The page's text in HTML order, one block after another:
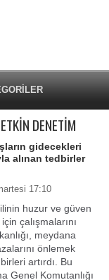
DENETİM
gidecekleri
alınan tedbirler
17:10
huzur ve güven
çalışmalarını
meydana
önlemek
artırdı. Bu
Genel Komutanlığı